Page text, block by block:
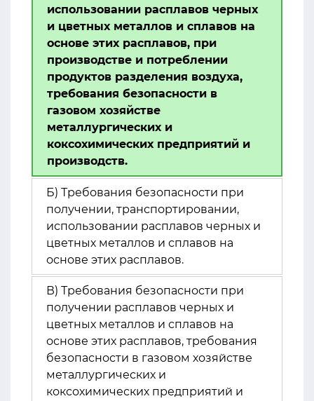
использовании расплавов черных
и цветных металлов и сплавов на
основе этих расплавов, при
производстве и потреблении
продуктов разделения воздуха,
требования безопасности в
газовом хозяйстве
металлургических и
коксохимических предприятий и
производств.
Б) Требования безопасности при
получении, транспортировании,
использовании расплавов черных и
цветных металлов и сплавов на
основе этих расплавов.
В) Требования безопасности при
получении расплавов черных и
цветных металлов и сплавов на
основе этих расплавов, требования
безопасности в газовом хозяйстве
металлургических и
коксохимических предприятий и